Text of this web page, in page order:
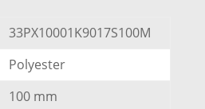
33PX10001K9017S100M
Polyester
100 mm